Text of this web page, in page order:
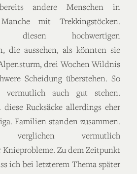
andere Menschen in
mit Trekkingstöcken.
hochwertigen
die aussehen, als könnten sie
drei Wochen Wildnis
Scheidung überstehen. So
auch gut stehen.
Rucksäcke allerdings eher
Familien standen zusammen.
verglichen vermutlich
Zu dem Zeitpunkt
ich bei letzterem Thema später